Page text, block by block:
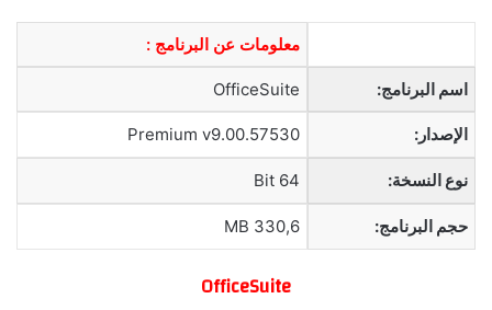
معلومات عن البرنامج :
اسم البرنامج: OfficeSuite
الإصدار: Premium v9.00.57530
نوع النسخة: 64 Bit
حجم البرنامج: 330,6 MB
OfficeSuite